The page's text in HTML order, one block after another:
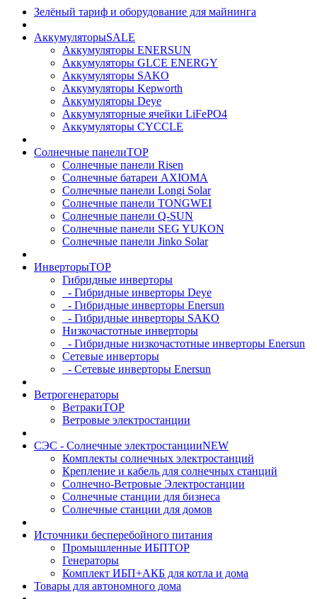
Зелёный тариф и оборудование для майнинга
АккумуляторыSALE
Аккумуляторы ENERSUN
Аккумуляторы GLCE ENERGY
Аккумуляторы SAKO
Аккумуляторы Kepworth
Аккумуляторы Deye
Аккумуляторные ячейки LiFePO4
Аккумуляторы CYCCLE
Солнечные панелиTOP
Солнечные панели Risen
Солнечные батареи AXIOMA
Солнечные панели Longi Solar
Солнечные панели TONGWEI
Солнечные панели Q-SUN
Солнечные панели SEG YUKON
Солнечные панели Jinko Solar
ИнверторыTOP
Гибридные инверторы
- Гибридные инверторы Deye
- Гибридные инверторы Enersun
- Гибридные инверторы SAKO
Низкочастотные инверторы
- Гибридные низкочастотные инверторы Enersun
Сетевые инверторы
- Сетевые инверторы Enersun
Ветрогенераторы
ВетракиTOP
Ветровые электростанции
СЭС - Солнечные электростанцииNEW
Комплекты солнечных электростанций
Крепление и кабель для солнечных станций
Солнечно-Ветровые Электростанции
Солнечные станции для бизнеса
Солнечные станции для домов
Источники бесперебойного питания
Промышленные ИБПTOP
Генераторы
Комплект ИБП+АКБ для котла и дома
Товары для автономного дома